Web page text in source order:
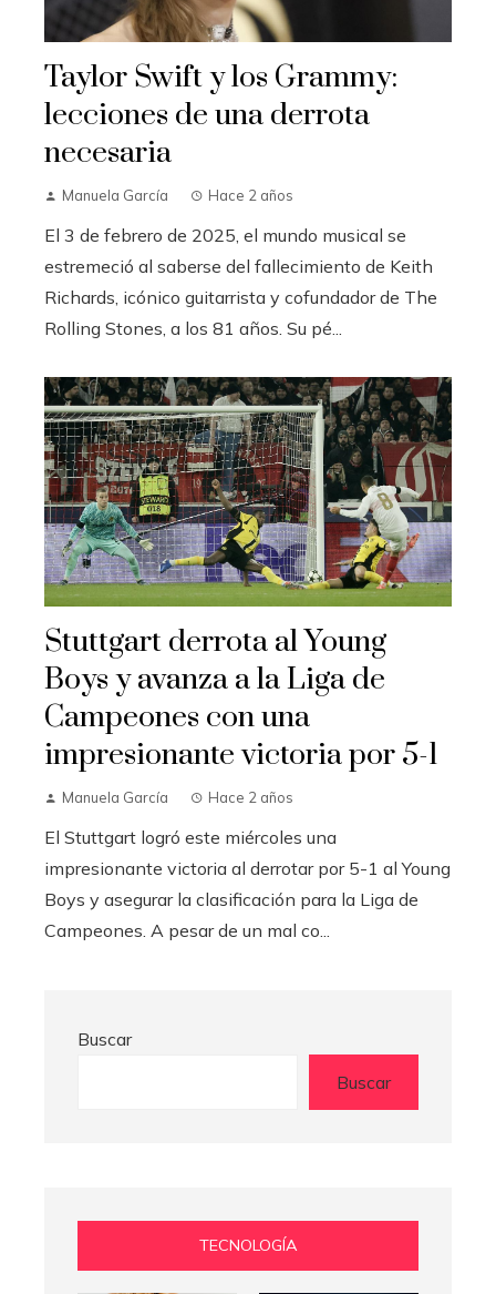
Taylor Swift y los Grammy:
lecciones de una derrota
necesaria
Manuela García Hace 2 años
El 3 de febrero de 2025, el mundo musical se
estremeció al saberse del fallecimiento de Keith
Richards, icónico guitarrista y cofundador de The
Rolling Stones, a los 81 años. Su pé...
Stuttgart derrota al Young
Boys y avanza a la Liga de
Campeones con una
impresionante victoria por 5-1
Manuela García Hace 2 años
El Stuttgart logró este miércoles una
impresionante victoria al derrotar por 5-1 al Young
Boys y asegurar la clasificación para la Liga de
Campeones. A pesar de un mal co...
Buscar
Buscar
TECNOLOGÍA